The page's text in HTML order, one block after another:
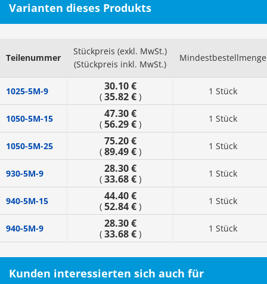
Varianten dieses Produkts
Teilenummer
Stückpreis (exkl. MwSt.)
(Stückpreis inkl. MwSt.)
Mindestbestellmenge
1025-5M-9 30.10 €
( 35.82 €) 1 Stück
1050-5M-15 47.30 €
( 56.29 €) 1 Stück
1050-5M-25 75.20 €
( 89.49 €) 1 Stück
930-5M-9 28.30 €
( 33.68 €) 1 Stück
940-5M-15 44.40 €
( 52.84 €) 1 Stück
940-5M-9 28.30 €
( 33.68 €) 1 Stück
Kunden interessierten sich auch für